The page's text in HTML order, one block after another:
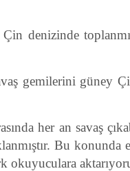
denizinde
gemilerini güney
her an savaş
Bu konunda
okuyuculara